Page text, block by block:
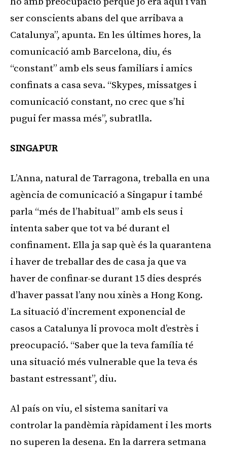
ser conscients abans del que arribava a
Catalunya”, apunta. En les últimes hores, la
comunicació amb Barcelona, diu, és
“constant” amb els seus familiars i amics
confinats a casa seva. “Skypes, missatges i
comunicació constant, no crec que s’hi
pugui fer massa més”, subratlla.
SINGAPUR
L’Anna, natural de Tarragona, treballa en una
agència de comunicació a Singapur i també
parla “més de l’habitual” amb els seus i
intenta saber que tot va bé durant el
confinament. Ella ja sap què és la quarantena
i haver de treballar des de casa ja que va
haver de confinar-se durant 15 dies després
d’haver passat l’any nou xinès a Hong Kong.
La situació d’increment exponencial de
casos a Catalunya li provoca molt d’estrès i
preocupació. “Saber que la teva família té
una situació més vulnerable que la teva és
bastant estressant”, diu.
Al país on viu, el sistema sanitari va
controlar la pandèmia ràpidament i les morts
no superen la desena. En la darrera setmana